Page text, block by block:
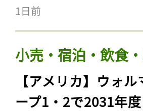
1日前
小売・宿泊・飲食
【アメリカ】ウォ
ープ1・2で2031年